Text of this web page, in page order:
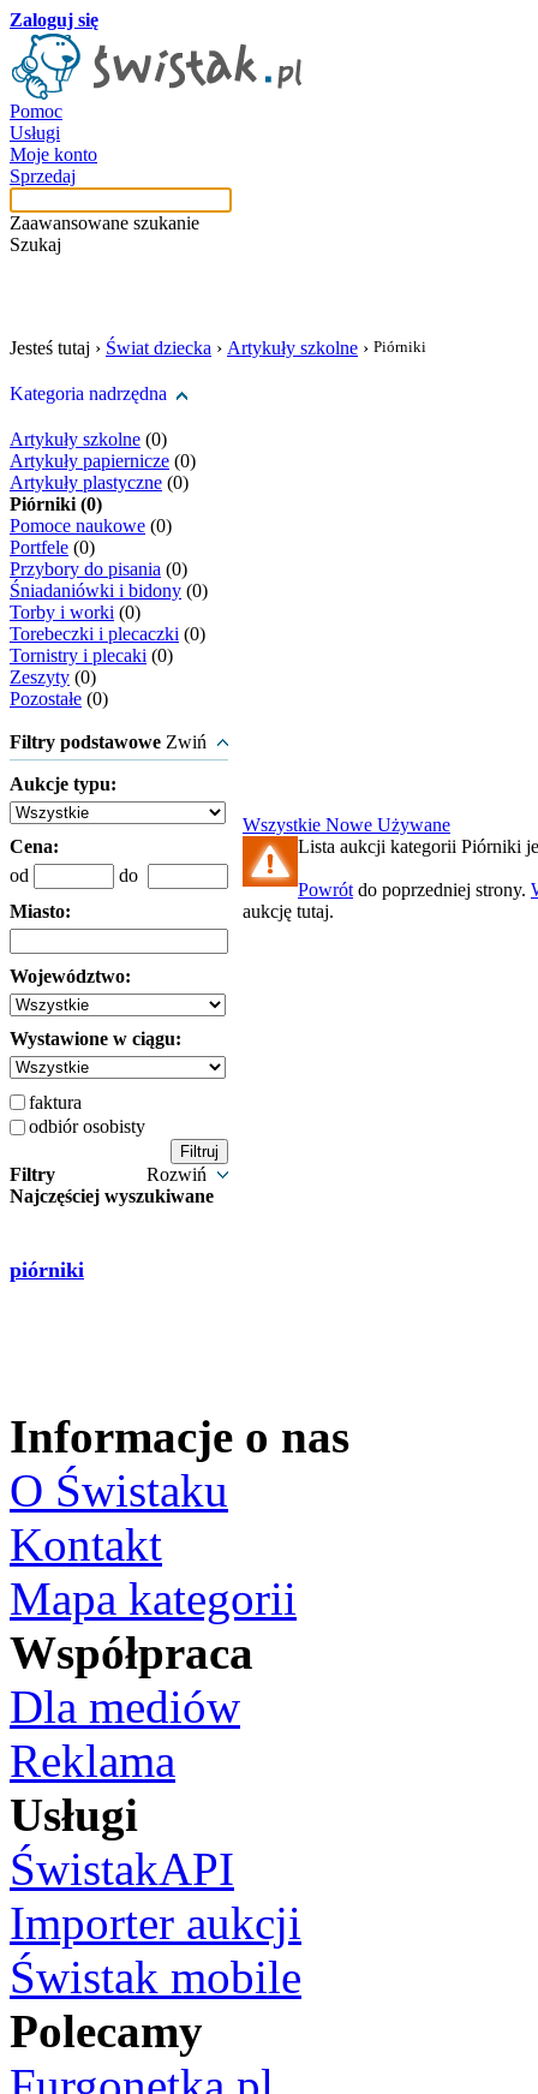
Zaloguj się
Pomoc
Usługi
Moje konto
Sprzedaj
Zaawansowane szukanie
Szukaj
Jesteś tutaj › Świat dziecka › Artykuły szkolne › Piórniki
Kategoria nadrzędna
Artykuły szkolne (0)
Artykuły papiernicze (0)
Artykuły plastyczne (0)
Piórniki (0)
Pomoce naukowe (0)
Portfele (0)
Przybory do pisania (0)
Śniadaniówki i bidony (0)
Torby i worki (0)
Torebeczki i plecaczki (0)
Tornistry i plecaki (0)
Zeszyty (0)
Pozostałe (0)
Filtry podstawowe Zwiń
Aukcje typu:
Cena:
od
do
Miasto:
Województwo:
Wystawione w ciągu:
faktura
odbiór osobisty
Filtry
Rozwiń
Najczęściej wyszukiwane
piórniki
Wszystkie Nowe Używane
Lista aukcji kategorii Piórniki
Powrót do poprzedniej strony.
aukcję tutaj.
Informacje o nas
O Świstaku
Kontakt
Mapa kategorii
Współpraca
Dla mediów
Reklama
Usługi
ŚwistakAPI
Importer aukcji
Świstak mobile
Polecamy